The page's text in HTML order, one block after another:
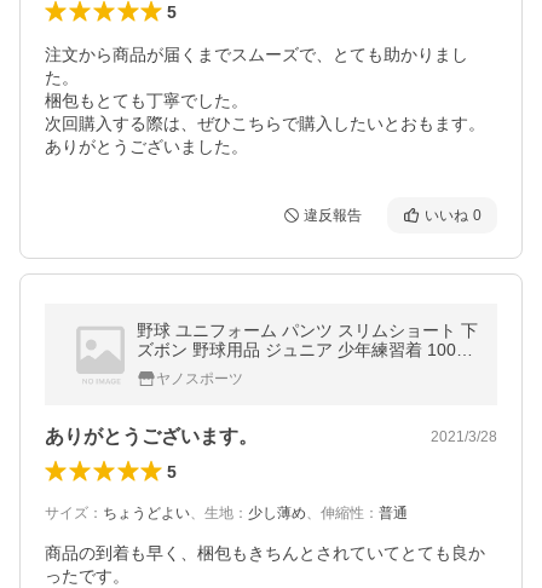
5
注文から商品が届くまでスムーズで、とても助かりまし
た。
梱包もとても丁寧でした。
次回購入する際は、ぜひこちらで購入したいとおもます。
ありがとうございました。
違反報告 いいね 0
野球 ユニフォーム パンツ スリムショート 下
ズボン 野球用品 ジュニア 少年練習着 100〜
160cm 小学生 子供
ヤノスポーツ
ありがとうございます。 2021/3/28
5
サイズ ： ちょうどよい、 生地 ： 少し薄め、 伸縮性 ： 普通
商品の到着も早く、梱包もきちんとされていてとても良か
ったです。